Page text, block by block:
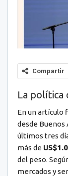
Compartir
La política
En un artículo
desde Buenos
últimos tres
más de
del peso.
mercados y